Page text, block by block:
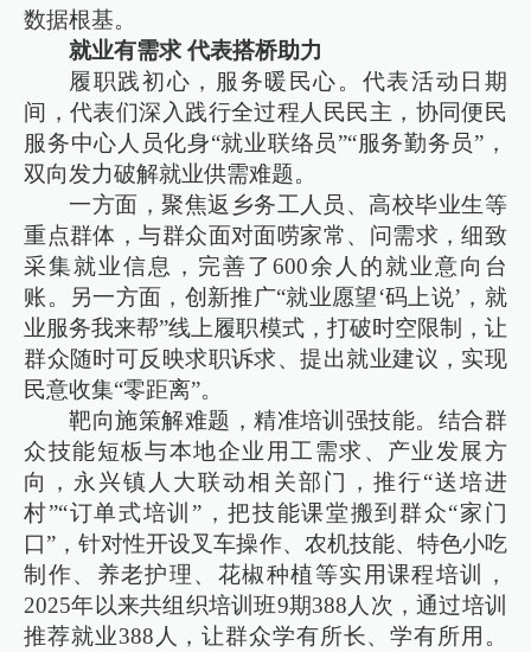
数据根基。
就业有需求 代表搭桥助力
履职践初心，服务暖民心。代表活动日期
间，代表们深入践行全过程人民民主，协同便民
服务中心人员化身“就业联络员”“服务勤务员”，
双向发力破解就业供需难题。
一方面，聚焦返乡务工人员、高校毕业生等
重点群体，与群众面对面唠家常、问需求，细致
采集就业信息，完善了600余人的就业意向台
账。另一方面，创新推广“就业愿望‘码上说’，就
业服务我来帮”线上履职模式，打破时空限制，让
群众随时可反映求职诉求、提出就业建议，实现
民意收集“零距离”。
靶向施策解难题，精准培训强技能。结合群
众技能短板与本地企业用工需求、产业发展方
向，永兴镇人大联动相关部门，推行“送培进
村”“订单式培训”，把技能课堂搬到群众“家门
口”，针对性开设叉车操作、农机技能、特色小吃
制作、养老护理、花椒种植等实用课程培训，
2025年以来共组织培训班9期388人次，通过培训
推荐就业388人，让群众学有所长、学有所用。